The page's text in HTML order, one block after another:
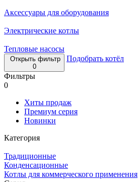
Аксессуары для оборудования
Электрические котлы
Тепловые насосы
Открыть фильтр
0
Подобрать котёл
Фильтры
0
Хиты продаж
Премиум серия
Новинки
Категория
Традиционные
Конденсационные
Котлы для коммерческого применения